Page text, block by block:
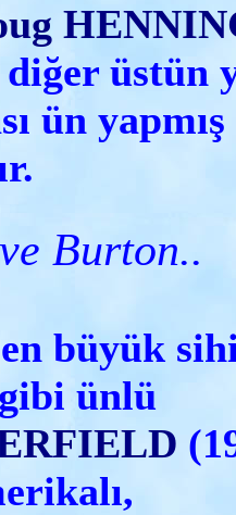
diğer üstün
ün yapmış
Burton..
büyük
gibi ünlü